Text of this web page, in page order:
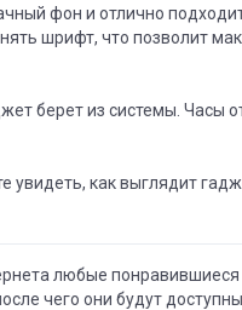
фон и отлично
шрифт, что позволит
берет из системы. Часы
как выглядит
любые
чего они будут